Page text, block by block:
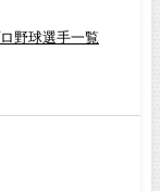
野球選手一覧